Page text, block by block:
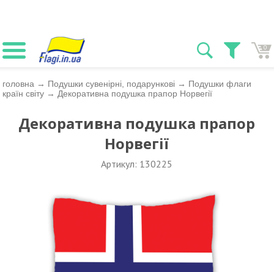
0
головна → Подушки сувенірні, подарункові → Подушки флаги
країн світу → Декоративна подушка прапор Норвегії
Декоративна подушка прапор
Норвегії
Артикул: 130225